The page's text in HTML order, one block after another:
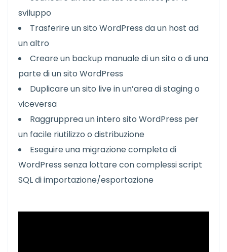
sviluppo
Trasferire un sito WordPress da un host ad
un altro
Creare un backup manuale di un sito o di una
parte di un sito WordPress
Duplicare un sito live in un’area di staging o
viceversa
Raggrupprea un intero sito WordPress per
un facile riutilizzo o distribuzione
Eseguire una migrazione completa di
WordPress senza lottare con complessi script
SQL di importazione/esportazione